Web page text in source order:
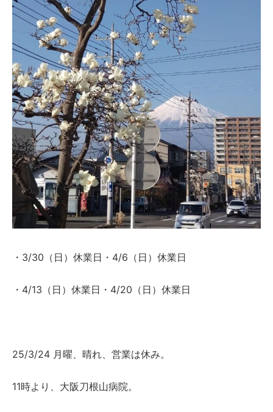
・3/30（日）休業日・4/6（日）休業日
・4/13（日）休業日・4/20（日）休業日
25/3/24 月曜、晴れ、営業は休み。
11時より、大阪刀根山病院。